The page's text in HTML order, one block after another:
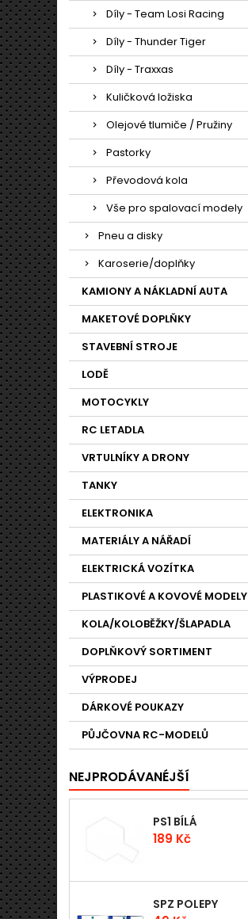
Díly - Team Losi Racing
Díly - Thunder Tiger
Díly - Traxxas
Kuličková ložiska
Olejové tlumiče / Pružiny
Pastorky
Převodová kola
Vše pro spalovací modely
Pneu a disky
Karoserie/doplňky
KAMIONY A NÁKLADNÍ AUTA
MAKETOVÉ DOPLŇKY
STAVEBNÍ STROJE
LODĚ
MOTOCYKLY
RC LETADLA
VRTULNÍKY A DRONY
TANKY
ELEKTRONIKA
MATERIÁLY A NÁŘADÍ
ELEKTRICKÁ VOZÍTKA
PLASTIKOVÉ A KOVOVÉ MODELY
KOLA/KOLOBĚŽKY/ŠLAPADLA
DOPLŇKOVÝ SORTIMENT
VÝPRODEJ
DÁRKOVÉ POUKAZY
PŮJČOVNA RC-MODELŮ
NEJPRODÁVANÉJŠÍ
PS1 BÍLÁ
Cena
189 Kč
SPZ POLEPY